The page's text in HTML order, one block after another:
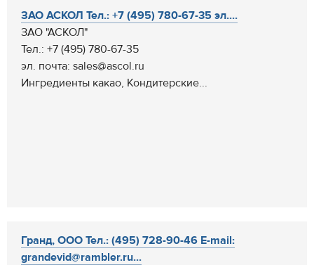
ЗАО АСКОЛ Тел.: +7 (495) 780-67-35 эл....
ЗАО "АСКОЛ"
Тел.: +7 (495) 780-67-35
эл. почта: sales@ascol.ru
Ингредиенты какао, Кондитерские...
Гранд, ООО Тел.: (495) 728-90-46 E-mail:
grandevid@rambler.ru...